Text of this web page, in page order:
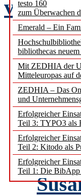
testo 160
zum Überwachen
Emerald – Ein
bibliothecas
Mit ZEDHIA der
Mitteleuropas auf
ZEDHIA – Das
und
Erfolgreicher
Teil 3: TYPO3 als
Erfolgreicher
Teil 2: Kitodo als
Erfolgreicher
Teil 1: Die BibApp
von
FID
Ivo
Die